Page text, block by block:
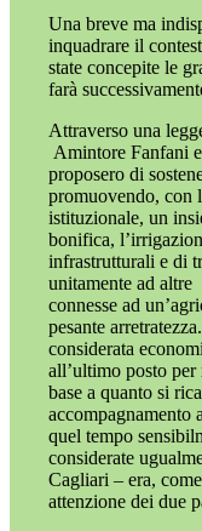
Una breve ma
inquadrare il
state concepite le
farà
Attraverso una
Amintore Fanfani
proposero di
promuovendo, con
istituzionale, un
bonifica,
infrastrutturali e di
unitamente ad altre
connesse ad
pesante
considerata
all’ultimo posto
base a quanto si
accompagnamento
quel tempo
considerate
Cagliari – era,
attenzione dei due